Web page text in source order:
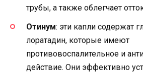
трубы, а также облегчает
Отинум: эти капли содержат
лоратадин, которые имеют
противовоспалительное и
действие. Они эффективно